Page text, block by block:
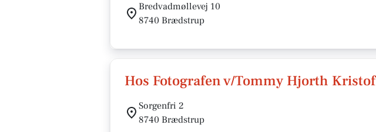
Bredvadmøllevej 10
8740 Brædstrup
Hos Fotografen v/Tommy Hjorth
Sorgenfri 2
8740 Brædstrup